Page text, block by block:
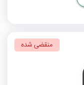
منقضی شده